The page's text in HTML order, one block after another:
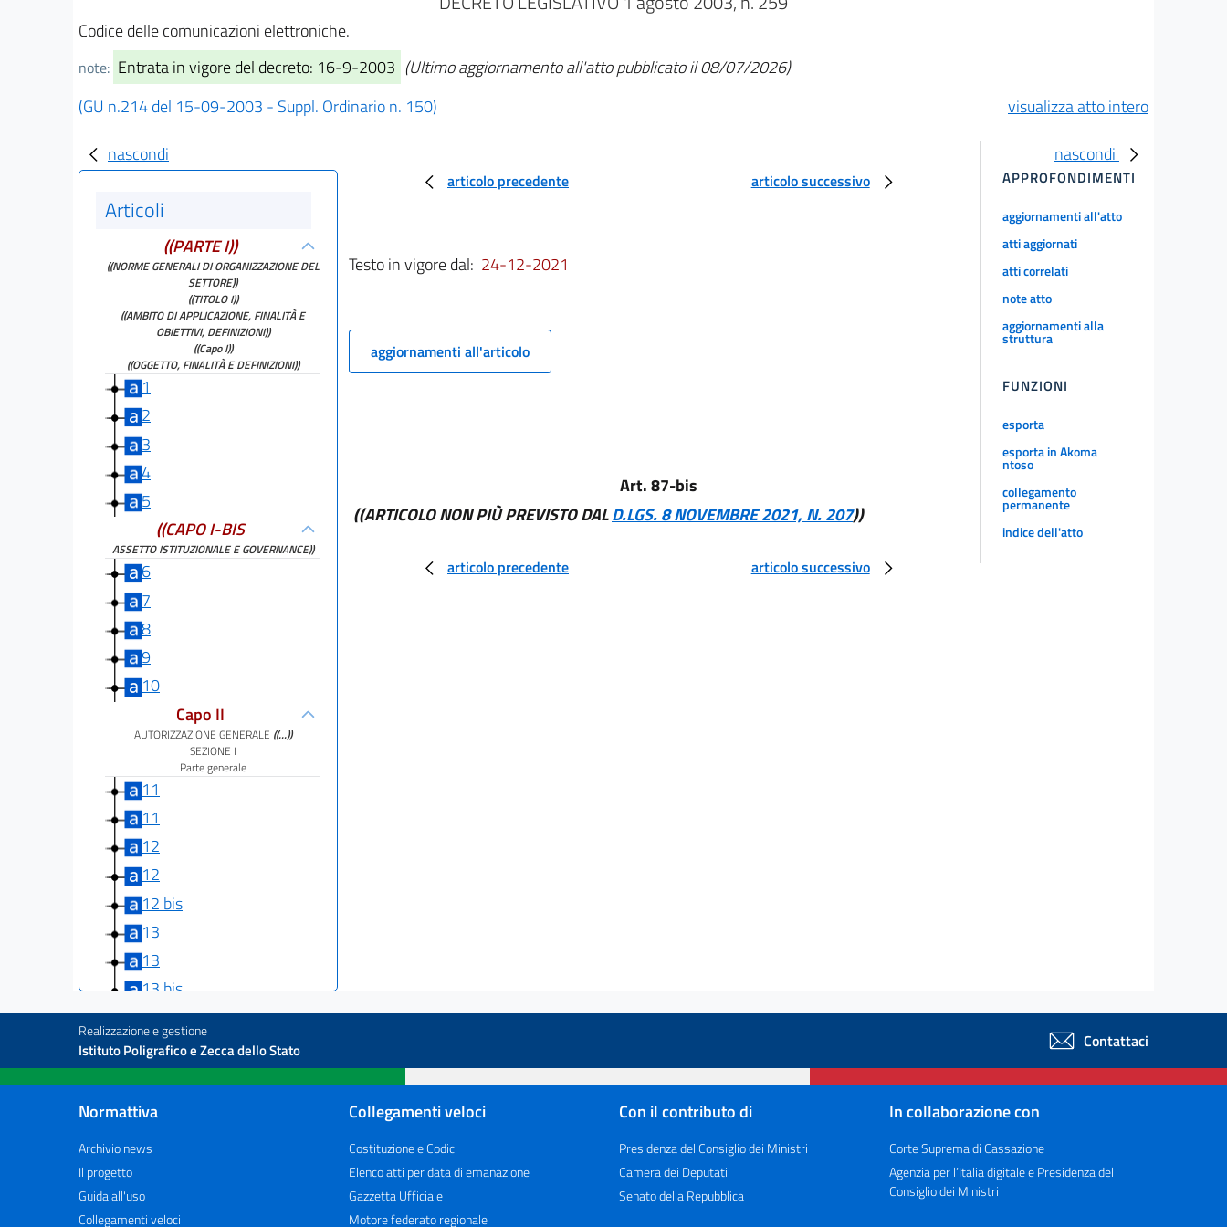
Codice delle comunicazioni elettroniche.
note: Entrata in vigore del decreto: 16-9-2003 (Ultimo aggiornamento all'atto pubblicato il 08/07/2026)
(GU n.214 del 15-09-2003 - Suppl. Ordinario n. 150)
visualizza atto intero
nascondi
Articoli
((PARTE I))
((NORME GENERALI DI ORGANIZZAZIONE DEL
SETTORE))
((TITOLO I))
((AMBITO DI APPLICAZIONE, FINALITÀ E
OBIETTIVI, DEFINIZIONI))
((Capo I))
((OGGETTO, FINALITÀ E DEFINIZIONI))
1
2
3
4
5
((CAPO I-BIS
ASSETTO ISTITUZIONALE E GOVERNANCE))
6
7
8
9
10
Capo II
AUTORIZZAZIONE GENERALE ((...))
SEZIONE I
Parte generale
11
11
12
12
12 bis
13
13
13 bis
14
14 bis
14 ter
((SEZIONE II))
Diritti e obblighi derivanti dall'autorizzazione
15
16
16 bis
articolo precedente articolo successivo
Testo in vigore dal: 24-12-2021
aggiornamenti all'articolo
Art. 87-bis
((ARTICOLO NON PIÙ PREVISTO DALD.LGS. 8 NOVEMBRE 2021, N. 207))
articolo precedente articolo successivo
nascondi
APPROFONDIMENTI
aggiornamenti all'atto
atti aggiornati
atti correlati
note atto
aggiornamenti alla
struttura
FUNZIONI
esporta
esporta in Akoma
ntoso
collegamento
permanente
indice dell'atto
Realizzazione e gestione
Istituto Poligrafico e Zecca dello Stato Contattaci
Normattiva
Archivio news
Il progetto
Guida all'uso
Collegamenti veloci
Collegamenti veloci
Costituzione e Codici
Elenco atti per data di emanazione
Gazzetta Ufficiale
Motore federato regionale
Con il contributo di
Presidenza del Consiglio dei Ministri
Camera dei Deputati
Senato della Repubblica
In collaborazione con
Corte Suprema di Cassazione
Agenzia per l’Italia digitale e Presidenza del
Consiglio dei Ministri